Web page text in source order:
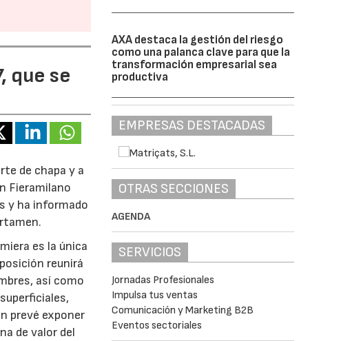
que se
de chapa y a
Fieramilano
y ha informado
es la única
reunirá
así como
prevé exponer
de valor del
AXA destaca la gestión del riesgo
como una palanca clave para que la
transformación empresarial sea
productiva
EMPRESAS DESTACADAS
OTRAS SECCIONES
AGENDA
SERVICIOS
Jornadas Profesionales
Impulsa tus ventas
Comunicación y Marketing B2B
Eventos sectoriales